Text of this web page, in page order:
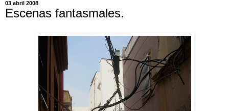
03 abril 2008
Escenas fantasmales.